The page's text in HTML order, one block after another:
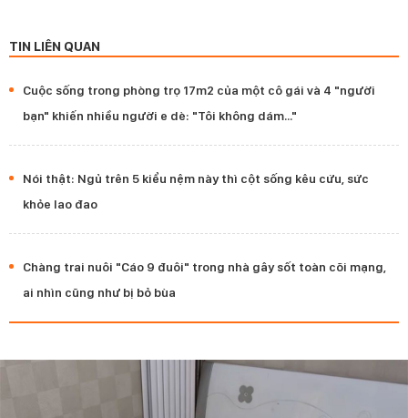
TIN LIÊN QUAN
Cuộc sống trong phòng trọ 17m2 của một cô gái và 4 "người
bạn" khiến nhiều người e dè: "Tôi không dám..."
Nói thật: Ngủ trên 5 kiểu nệm này thì cột sống kêu cứu, sức
khỏe lao đao
Chàng trai nuôi "Cáo 9 đuôi" trong nhà gây sốt toàn cõi mạng,
ai nhìn cũng như bị bỏ bùa